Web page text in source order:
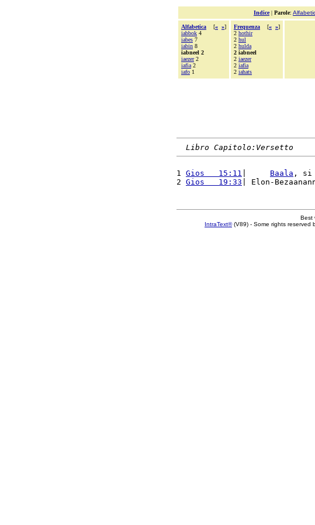
Indice| Parole:
Alfabetica [« »]
iabbok 4
iabes 7
iabin 8
iabneel 2
iaezer2
iafia 2
iafo 1
Frequenza [« »]
2 hothir
2 hul
2 hulda
2 iabneel
2 iaezer
2 iafia
2 iahats
Libro Capitolo:Versetto
1 Gios   15:11 Baala , si
2 Gios   19:33 | Elon-
Best
IntraText®(V89) - Some rights reserved